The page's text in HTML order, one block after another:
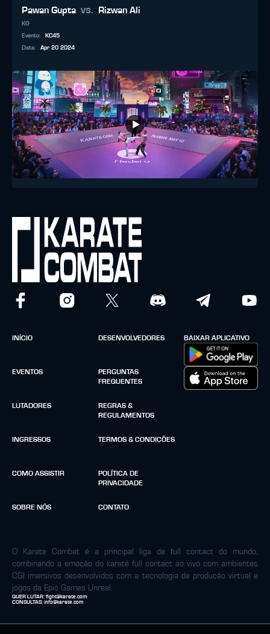
Pawan Gupta vs. Rizwan Ali
KO
Evento:
KC45
Data: Apr 20 2024
INÍCIO
EVENTOS
LUTADORES
INGRESSOS
COMO ASSISTIR
SOBRE NÓS
DESENVOLVEDORES
PERGUNTAS
FREQUENTES
REGRAS &
REGULAMENTOS
TERMOS & CONDIÇÕES
POLÍTICA DE
PRIVACIDADE
CONTATO
BAIXAR APLICATIVO
O Karate Combat é a principal liga de full contact do mundo,
combinando a emoção do karatê full contact ao vivo com ambientes
CGI imersivos desenvolvidos com a tecnologia de produção virtual e
jogos da Epic Games Unreal.
QUER LUTAR: fight@karate.com
CONSULTAS: info@karate.com